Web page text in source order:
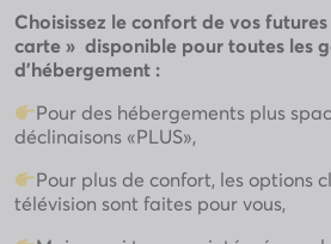
Choisissez le confort de vos
carte » disponible pour toutes les
d’hébergement :
Pour des hébergements plus
déclinaisons «PLUS»,
Pour plus de confort, les options
télévision sont faites pour vous,